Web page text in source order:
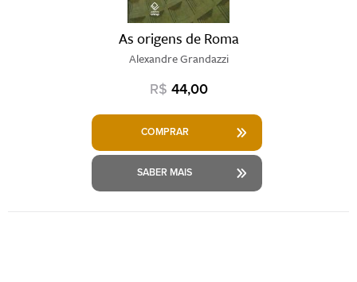
As origens de Roma
Alexandre Grandazzi
R$ 44,00
COMPRAR
SABER MAIS